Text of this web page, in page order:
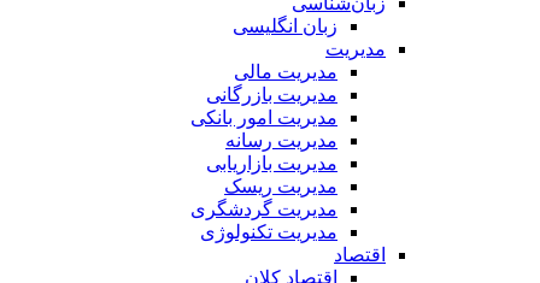
زبان انگلیسی
مدیریت
مدیریت مالی
مدیریت بازرگانی
مدیریت امور بانکی
مدیریت رسانه
مدیریت بازاریابی
مدیریت ریسک
مدیریت گردشگری
مدیریت تکنولوژی
اقتصاد
اقتصاد کلان